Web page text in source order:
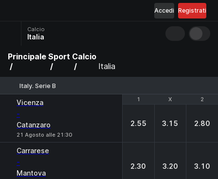
Registrati
Accedi
Calcio
Italia
Principale Sport Calcio
Italia
Italy. Serie B
1 X 2
Vicenza
-
Catanzaro
21 Agosto alle 21:30
1 X 2
2.55 3.15 2.80
Carrarese
-
Mantova
2.30 3.20 3.10